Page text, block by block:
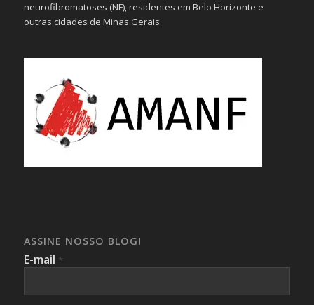
neurofibromatoses (NF), residentes em Belo Horizonte e
outras cidades de Minas Gerais.
ASSINE NOSSO BLOG!
E-mail *